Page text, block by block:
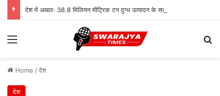
Menu
Home /देश
देश